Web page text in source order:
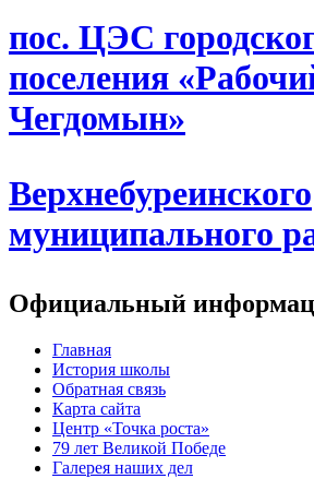
пос. ЦЭС
поселения
Чегдомын»
Верхнебуреинского
муниципального
Официальный
Главная
История школы
Обратная связь
Карта сайта
Центр «Точка роста»
79 лет Великой Победе
Галерея наших дел